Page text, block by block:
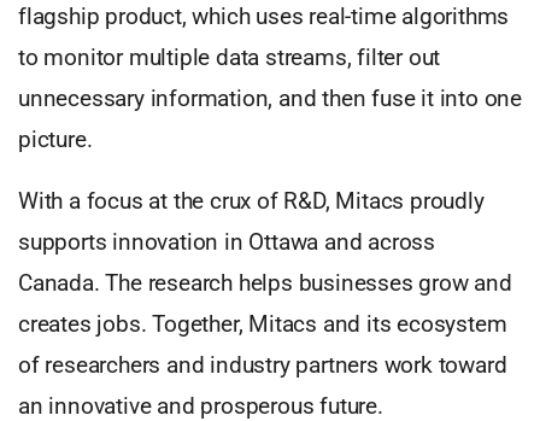
flagship product, which uses real-time algorithms
to monitor multiple data streams, filter out
unnecessary information, and then fuse it into one
picture.
With a focus at the crux of R&D, Mitacs proudly
supports innovation in Ottawa and across
Canada. The research helps businesses grow and
creates jobs. Together, Mitacs and its ecosystem
of researchers and industry partners work toward
an innovative and prosperous future.